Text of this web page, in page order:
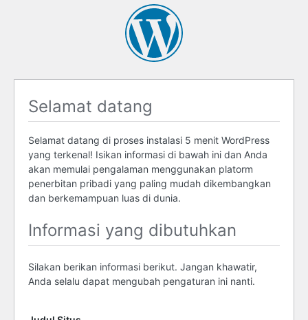
Selamat datang
Selamat datang di proses instalasi 5 menit WordPress
yang terkenal! Isikan informasi di bawah ini dan Anda
akan memulai pengalaman menggunakan platorm
penerbitan pribadi yang paling mudah dikembangkan
dan berkemampuan luas di dunia.
Informasi yang dibutuhkan
Silakan berikan informasi berikut. Jangan khawatir,
Anda selalu dapat mengubah pengaturan ini nanti.